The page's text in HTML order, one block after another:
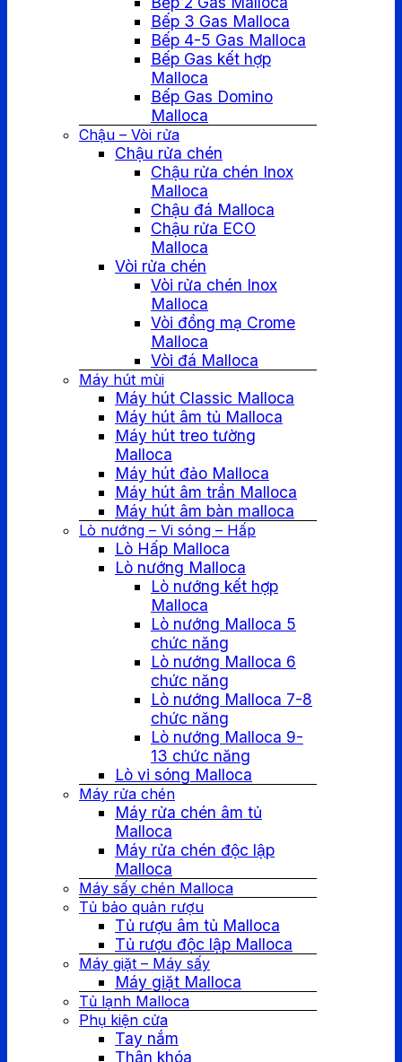
Bếp 3 Gas Malloca
Bếp 4-5 Gas Malloca
Bếp Gas kết hợp
Malloca
Bếp Gas Domino
Malloca
Chậu – Vòi rửa
Chậu rửa chén
Chậu rửa chén Inox
Malloca
Chậu đá Malloca
Chậu rửa ECO
Malloca
Vòi rửa chén
Vòi rửa chén Inox
Malloca
Vòi đồng mạ Crome
Malloca
Vòi đá Malloca
Máy hút mùi
Máy hút Classic Malloca
Máy hút âm tủ Malloca
Máy hút treo tường
Malloca
Máy hút đảo Malloca
Máy hút âm trần Malloca
Máy hút âm bàn malloca
Lò nướng – Vi sóng – Hấp
Lò Hấp Malloca
Lò nướng Malloca
Lò nướng kết hợp
Malloca
Lò nướng Malloca 5
chức năng
Lò nướng Malloca 6
chức năng
Lò nướng Malloca 7-8
chức năng
Lò nướng Malloca 9-
13 chức năng
Lò vi sóng Malloca
Máy rửa chén
Máy rửa chén âm tủ
Malloca
Máy rửa chén độc lập
Malloca
Máy sấy chén Malloca
Tủ bảo quản rượu
Tủ rượu âm tủ Malloca
Tủ rượu độc lập Malloca
Máy giặt – Máy sấy
Máy giặt Malloca
Tủ lạnh Malloca
Phụ kiện cửa
Tay nắm
Thân khóa